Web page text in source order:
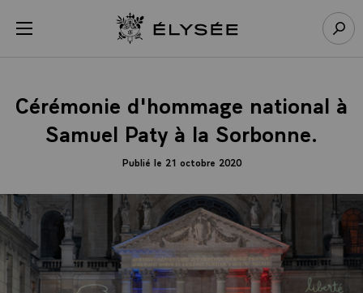
menu Retour à l’accueil Élysée
Cérémonie d'hommage national à
Samuel Paty à la Sorbonne.
Publié le 21 octobre 2020
Panneau de gestion des cookies